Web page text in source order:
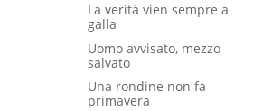
La verità vien sempre a
galla
Uomo avvisato, mezzo
salvato
Una rondine non fa
primavera